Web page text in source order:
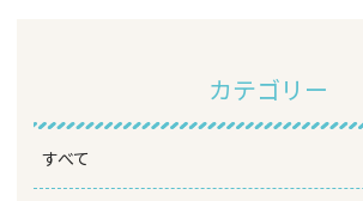
カテゴリー
すべて